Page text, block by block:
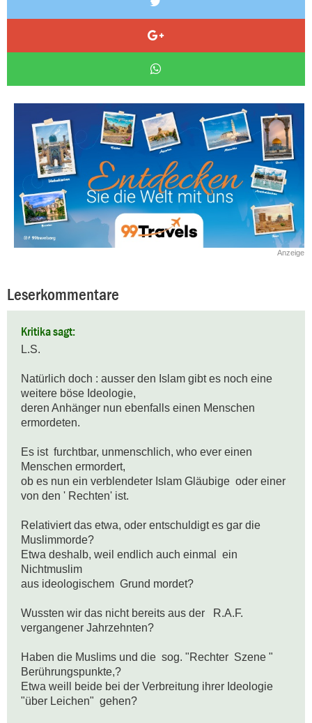
Anzeige
Leserkommentare
Kritika sagt:
L.S.
Natürlich doch : ausser den Islam gibt es noch eine
weitere böse Ideologie,
deren Anhänger nun ebenfalls einen Menschen
ermordeten.
Es ist  furchtbar, unmenschlich, who ever einen
Menschen ermordert,
ob es nun ein verblendeter Islam Gläubige  oder einer
von den ' Rechten' ist.
Relativiert das etwa, oder entschuldigt es gar die
Muslimmorde?
Etwa deshalb, weil endlich auch einmal  ein
Nichtmuslim
aus ideologischem  Grund mordet?
Wussten wir das nicht bereits aus der   R.A.F.
vergangener Jahrzehnten?
Haben die Muslims und die  sog. "Rechter  Szene "
Berührungspunkte,?
Etwa weill beide bei der Verbreitung ihrer Ideologie
"über Leichen"  gehen?